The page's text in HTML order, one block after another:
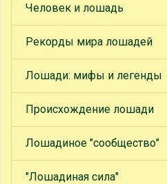
Человек и лошадь
Рекорды мира лошадей
Лошади: мифы и легенды
Происхождение лошади
Лошадиное "сообщество"
"Лошадиная сила"